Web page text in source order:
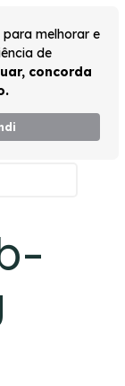
melhorar e
de
concorda